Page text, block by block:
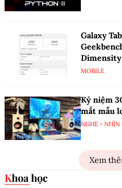
Galaxy
MOBILE
Kỷ niệm
mắt mẫu
NGHE - NHÌN
Xem
Khoa học